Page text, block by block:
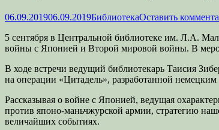
Опубликовано
06.09.201906.09.2019Автор
БиблиотекаОставить
5 сентября в Центральной библиотеке им. Л.А.
войны с Японией и Второй мировой войны. В
В ходе встречи ведущий библиотекарь Таисия
на операции «Цитадель», разработанной
Рассказывая о войне с Японией, ведущая
против японо-маньчжурской армии, стратегию
величайших событиях.